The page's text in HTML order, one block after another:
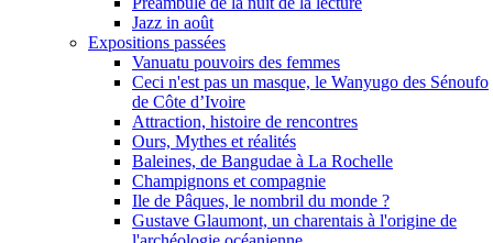
Jazz in août
Expositions passées
Vanuatu pouvoirs des femmes
Ceci n'est pas un masque, le Wanyugo des Sénoufo
de Côte d’Ivoire
Attraction, histoire de rencontres
Ours, Mythes et réalités
Baleines, de Bangudae à La Rochelle
Champignons et compagnie
Ile de Pâques, le nombril du monde ?
Gustave Glaumont, un charentais à l'origine de